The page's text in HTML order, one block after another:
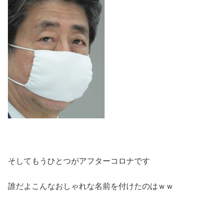
そしてもうひとつがアフターコロナです
誰だよこんなおしゃれな名前を付けたのはｗｗ